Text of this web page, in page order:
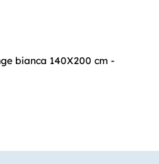
bianca 140X200 cm -